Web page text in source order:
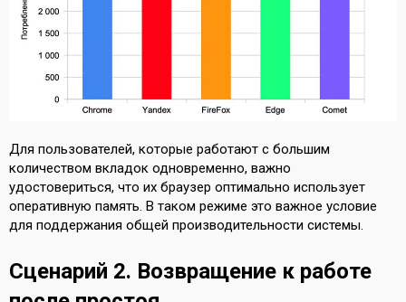
Для пользователей, которые работают с большим
количеством вкладок одновременно, важно
удостовериться, что их браузер оптимально использует
оперативную память. В таком режиме это важное условие
для поддержания общей производительности системы.
Сценарий 2. Возвращение к работе